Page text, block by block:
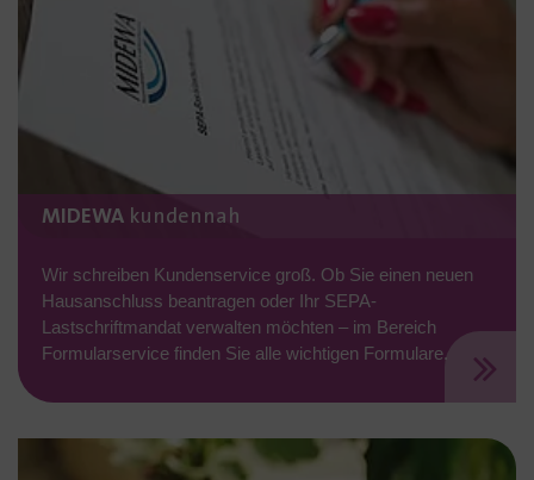
MIDEWA kundennah
Wir schreiben Kundenservice groß. Ob Sie einen neuen
Hausanschluss beantragen oder Ihr SEPA-
Lastschriftmandat verwalten möchten – im Bereich
Formularservice finden Sie alle wichtigen Formulare.